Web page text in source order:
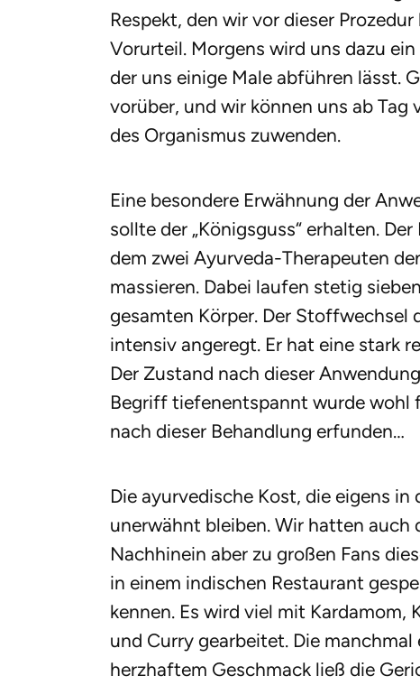
Respekt, den wir vor dieser
Vorurteil. Morgens wird uns dazu
der uns einige Male abführen lässt.
vorüber, und wir können uns ab
des Organismus zuwenden.
Eine besondere Erwähnung der
sollte der „Königsguss“ erhalten.
dem zwei Ayurveda-Therapeuten
massieren. Dabei laufen stetig
gesamten Körper. Der Stoffwechsel
intensiv angeregt. Er hat eine stark
Der Zustand nach dieser
Begriff tiefenentspannt wurde wohl
nach dieser Behandlung erfunden…
Die ayurvedische Kost, die eigens
unerwähnt bleiben. Wir hatten auch
Nachhinein aber zu großen Fans
in einem indischen Restaurant
kennen. Es wird viel mit Kardamom,
und Curry gearbeitet. Die
herzhaftem Geschmack ließ die